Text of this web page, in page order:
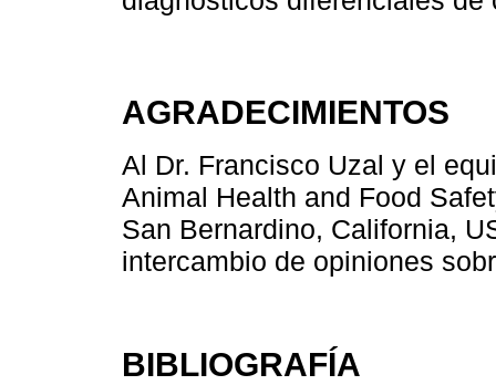
AGRADECIMIENTOS
Al Dr. Francisco Uzal y el
Animal Health and Food
San Bernardino, California,
intercambio de opiniones
BIBLIOGRAFÍA